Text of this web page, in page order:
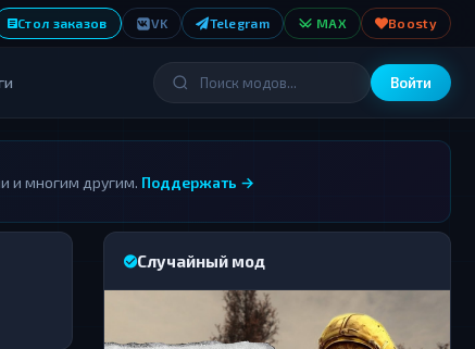
Стол заказов VK Telegram MAX Boosty
Войти
и многим другим. Поддержать →
Случайный мод